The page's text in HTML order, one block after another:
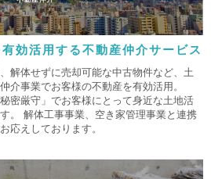
効活用する不動産仲介サービス
解体せずに売却可能な中古物件など、土
介事業でお客様の不動産を有効活用。
密厳守」でお客様にとって身近な土地活
。 解体工事事業、空き家管理事業と連携
応えしております。